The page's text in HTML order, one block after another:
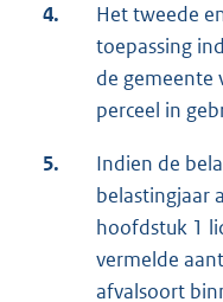
4.
Het tweede
toepassing
de gemeente
perceel in
5.
Indien de
belastingjaar
hoofdstuk 1
vermelde
afvalsoort